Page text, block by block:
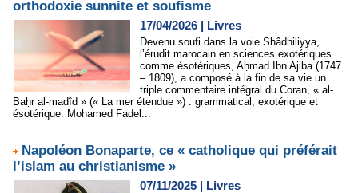
orthodoxie sunnite et soufisme
17/04/2026 | Livres
Devenu soufi dans la voie Shâdhiliyya,
l’érudit marocain en sciences exotériques
comme ésotériques, Aḥmad Ibn Ajiba (1747
– 1809), a composé à la fin de sa vie un
triple commentaire intégral du Coran, « al-
Baḥr al-madîd » (« La mer étendue ») : grammatical, exotérique et
ésotérique. Mohamed Fadel...
Napoléon Bonaparte, ce « catholique qui préférait
l’islam au christianisme »
07/11/2025 | Livres